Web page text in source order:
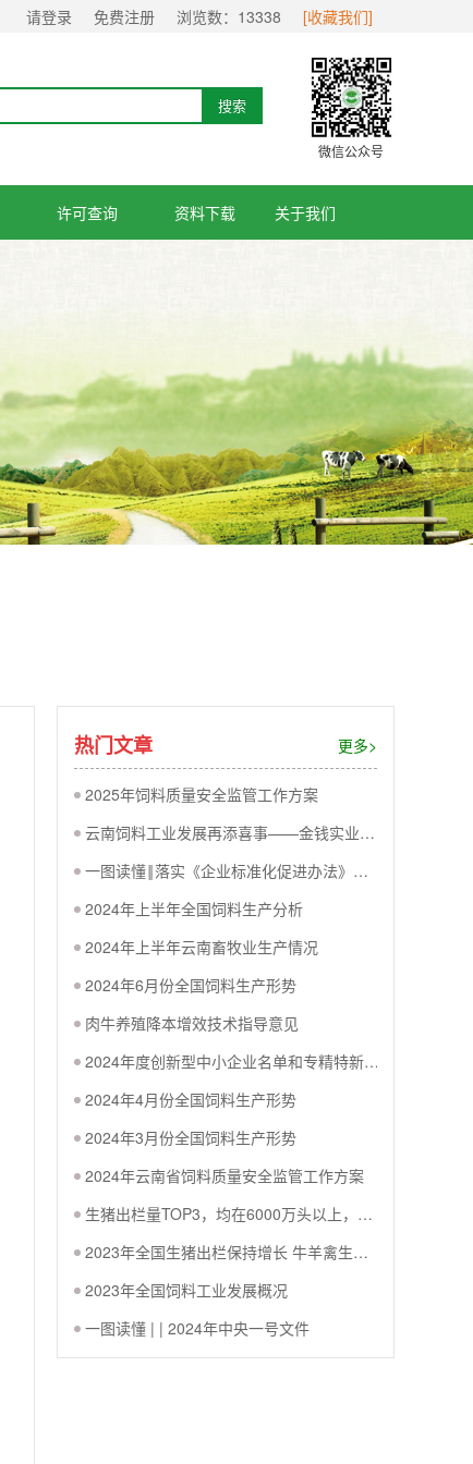
请登录 免费注册 浏览数： 13338 [收藏我们]
搜索
微信公众号
许可查询 资料下载 关于我们
热门文章 更多>
2025年饲料质量安全监管工作方案
云南饲料工业发展再添喜事——金钱实业（云南）有限公司盛大开业
一图读懂‖落实《企业标准化促进办法》平台功能升级
2024年上半年全国饲料生产分析
2024年上半年云南畜牧业生产情况
2024年6月份全国饲料生产形势
肉牛养殖降本增效技术指导意见
2024年度创新型中小企业名单和专精特新中小企业名单公布，协会多家会员单位上榜
2024年4月份全国饲料生产形势
2024年3月份全国饲料生产形势
2024年云南省饲料质量安全监管工作方案
生猪出栏量TOP3，均在6000万头以上，云南排第四，生猪出栏数据公布！
2023年全国生猪出栏保持增长 牛羊禽生产稳定发展
2023年全国饲料工业发展概况
一图读懂 | | 2024年中央一号文件